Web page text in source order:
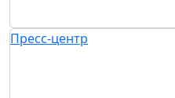
Пресс-центр